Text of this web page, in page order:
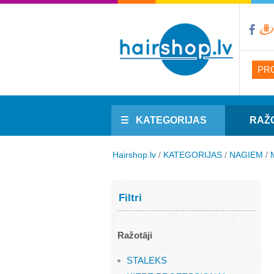
KATEGORIJAS
Hairshop.lv / KATEGORIJAS / NAGIEM /
Filtri
Ražotāji
STALEKS